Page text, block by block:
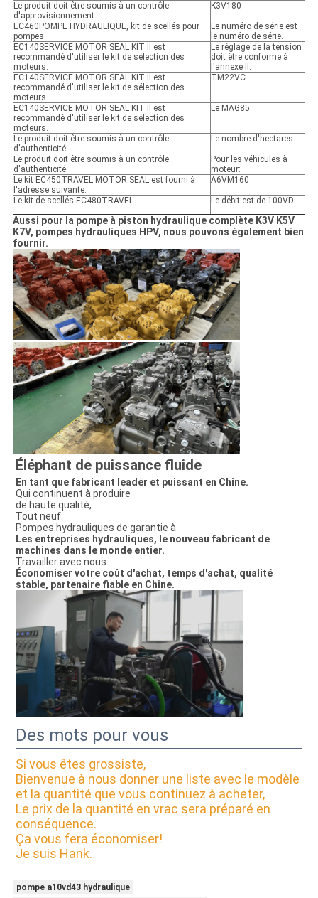
Le produit doit être soumis à un contrôle
d'approvisionnement.
K3V180
EC460POMPE HYDRAULIQUE, kit de scellés pour
pompes
Le numéro de série est
le numéro de série.
EC140SERVICE MOTOR SEAL KIT Il est
recommandé d'utiliser le kit de sélection des
moteurs.
Le réglage de la tension
doit être conforme à
l'annexe II.
EC140SERVICE MOTOR SEAL KIT Il est
recommandé d'utiliser le kit de sélection des
moteurs.
TM22VC
EC140SERVICE MOTOR SEAL KIT Il est
recommandé d'utiliser le kit de sélection des
moteurs.
Le MAG85
Le produit doit être soumis à un contrôle
d'authenticité.
Le nombre d'hectares
Le produit doit être soumis à un contrôle
d'authenticité.
Pour les véhicules à
moteur:
Le kit EC450TRAVEL MOTOR SEAL est fourni à
l'adresse suivante:
A6VM160
Le kit de scellés EC480TRAVEL Le débit est de 100VD
Aussi pour la pompe à piston hydraulique complète K3V K5V
K7V, pompes hydrauliques HPV, nous pouvons également bien
fournir.
Éléphant de puissance fluide
En tant que fabricant leader et puissant en Chine.
Qui continuent à produire
de haute qualité,
Tout neuf.
Pompes hydrauliques de garantie à
Les entreprises hydrauliques, le nouveau fabricant de
machines dans le monde entier.
Travailler avec nous:
Économiser votre coût d'achat, temps d'achat, qualité
stable, partenaire fiable en Chine.
Des mots pour vous
Si vous êtes grossiste,
Bienvenue à nous donner une liste avec le modèle
et la quantité que vous continuez à acheter,
Le prix de la quantité en vrac sera préparé en
conséquence.
Ça vous fera économiser!
Je suis Hank.
pompe a10vd43 hydraulique